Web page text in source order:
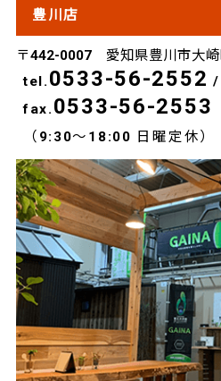
豊川店
〒442-0007 愛知県豊川市大
tel. 0533-56-2552 /
fax. 0533-56-2553
（9:30～18:00 日曜定休）